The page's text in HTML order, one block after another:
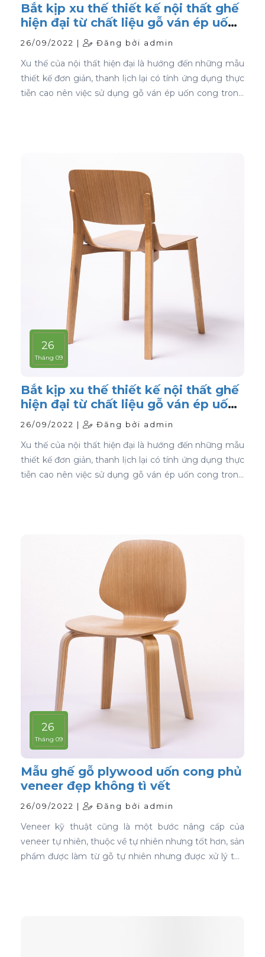
Bắt kịp xu thế thiết kế nội thất ghế
hiện đại từ chất liệu gỗ ván ép uốn
cong
26/09/2022 | Đăng bởi admin
Xu thế của nội thất hiện đại là hướng đến những mẫu
thiết kế đơn giản, thanh lịch lại có tính ứng dụng thực
tiễn cao nên việc sử dụng gỗ ván ép uốn cong trong
26
Tháng 09
Bắt kịp xu thế thiết kế nội thất ghế
hiện đại từ chất liệu gỗ ván ép uốn
cong
26/09/2022 | Đăng bởi admin
Xu thế của nội thất hiện đại là hướng đến những mẫu
thiết kế đơn giản, thanh lịch lại có tính ứng dụng thực
tiễn cao nên việc sử dụng gỗ ván ép uốn cong trong
26
Tháng 09
Mẫu ghế gỗ plywood uốn cong phủ
veneer đẹp không tì vết
26/09/2022 | Đăng bởi admin
Veneer kỹ thuật cũng là một bước nâng cấp của
veneer tự nhiên, thuộc về tự nhiên nhưng tốt hơn, sản
phẩm được làm từ gỗ tự nhiên nhưng được xử lý tạo